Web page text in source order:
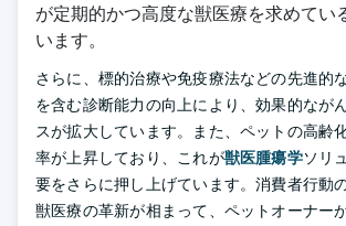
が定期的かつ高度な獣医療を求めてい
います。
さらに、標的治療や免疫療法などの先進的
を含む診断能力の向上により、効果的なが
スが拡大しています。また、ペットの高齢
率が上昇しており、これが獣医腫瘍学ソリ
要をさらに押し上げています。消費者行動
獣医療の革新が相まって、ペットオーナー